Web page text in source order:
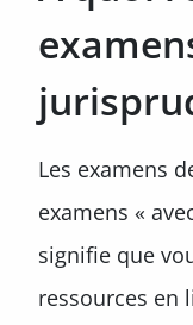
Les examens
examens «
signifie que
ressources en